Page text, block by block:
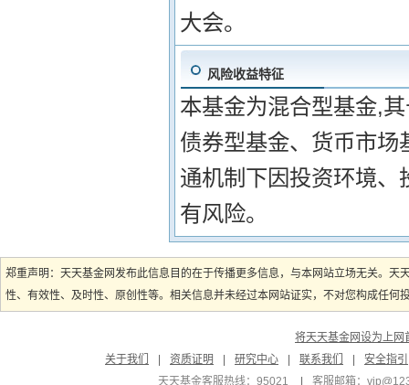
大会。
风险收益特征
本基金为混合型基金,
债券型基金、货币市
通机制下因投资环境
有风险。
郑重声明：天天基金网发布此信息目的在于传播更多信息，与本网站立场无关。
性、有效性、及时性、原创性等。相关信息并未经过本网站证实，不对您构成任
将天天基金网设为上网
关于我们
资质证明 研究中心 联系我们
安全指引
天天基金客服热线：95021
客服邮箱：